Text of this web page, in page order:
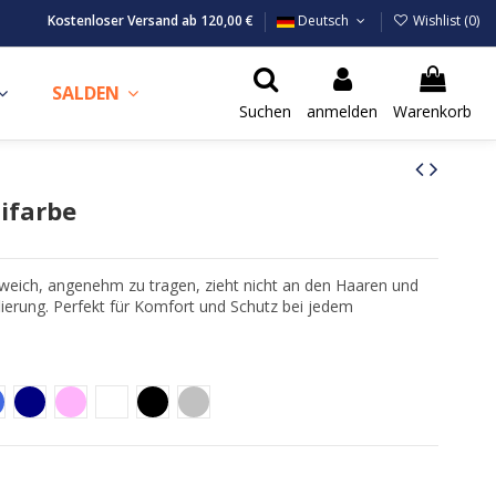
Kostenloser Versand ab 120,00 € Deutsch Wishlist (0)
SALDEN
Suchen anmelden Warenkorb
angenehm zu tragen, zieht nicht an den Haaren und
Perfekt für Komfort und Schutz bei jedem
Blu NavyRosa Bianco Nero Argento